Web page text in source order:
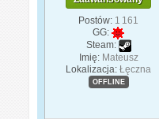
Postów: 1 161
GG:
Steam:
Imię: Mateusz
Lokalizacja: Łęczna
OFFLINE